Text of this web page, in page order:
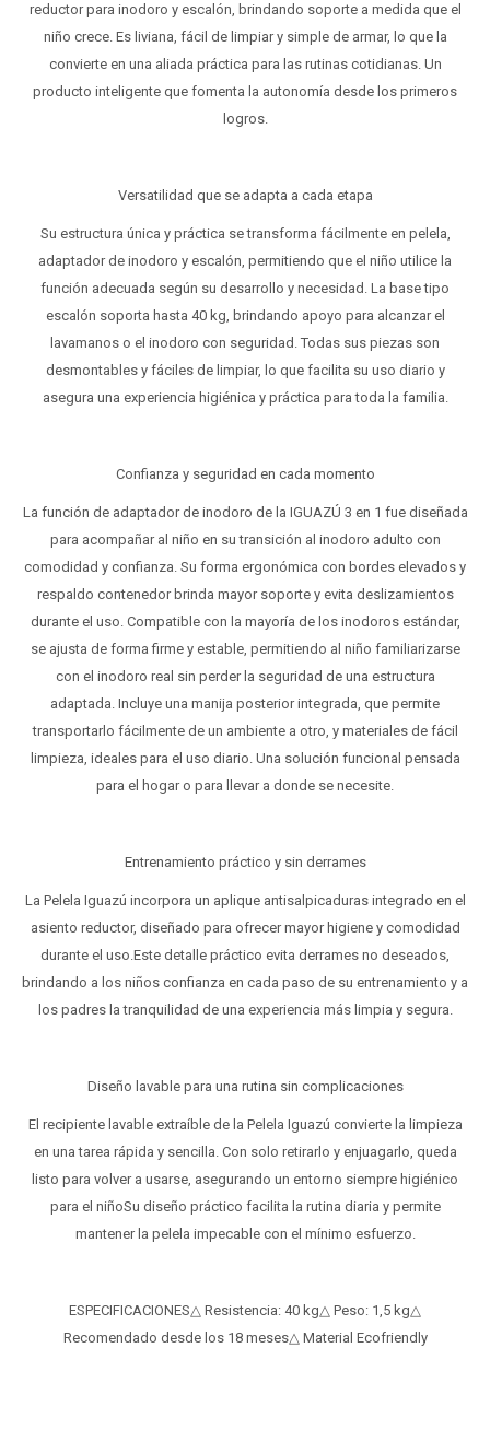
reductor para inodoro y escalón, brindando soporte a medida que el
niño crece. Es liviana, fácil de limpiar y simple de armar, lo que la
convierte en una aliada práctica para las rutinas cotidianas. Un
producto inteligente que fomenta la autonomía desde los primeros
logros.
Versatilidad que se adapta a cada etapa
Su estructura única y práctica se transforma fácilmente en pelela,
adaptador de inodoro y escalón, permitiendo que el niño utilice la
función adecuada según su desarrollo y necesidad. La base tipo
escalón soporta hasta 40 kg, brindando apoyo para alcanzar el
lavamanos o el inodoro con seguridad. Todas sus piezas son
desmontables y fáciles de limpiar, lo que facilita su uso diario y
asegura una experiencia higiénica y práctica para toda la familia.
Confianza y seguridad en cada momento
La función de adaptador de inodoro de la IGUAZÚ 3 en 1 fue diseñada
para acompañar al niño en su transición al inodoro adulto con
comodidad y confianza. Su forma ergonómica con bordes elevados y
respaldo contenedor brinda mayor soporte y evita deslizamientos
durante el uso. Compatible con la mayoría de los inodoros estándar,
se ajusta de forma firme y estable, permitiendo al niño familiarizarse
con el inodoro real sin perder la seguridad de una estructura
adaptada. Incluye una manija posterior integrada, que permite
transportarlo fácilmente de un ambiente a otro, y materiales de fácil
limpieza, ideales para el uso diario. Una solución funcional pensada
para el hogar o para llevar a donde se necesite.
Entrenamiento práctico y sin derrames
La Pelela Iguazú incorpora un aplique antisalpicaduras integrado en el
asiento reductor, diseñado para ofrecer mayor higiene y comodidad
durante el uso.Este detalle práctico evita derrames no deseados,
brindando a los niños confianza en cada paso de su entrenamiento y a
los padres la tranquilidad de una experiencia más limpia y segura.
Diseño lavable para una rutina sin complicaciones
El recipiente lavable extraíble de la Pelela Iguazú convierte la limpieza
en una tarea rápida y sencilla. Con solo retirarlo y enjuagarlo, queda
listo para volver a usarse, asegurando un entorno siempre higiénico
para el niñoSu diseño práctico facilita la rutina diaria y permite
mantener la pelela impecable con el mínimo esfuerzo.
ESPECIFICACIONES△ Resistencia: 40 kg△ Peso: 1,5 kg△
Recomendado desde los 18 meses△ Material Ecofriendly